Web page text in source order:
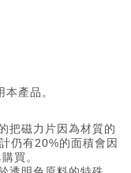
產品。
把磁力片因為材質的
仍有20%的面積會因
買。